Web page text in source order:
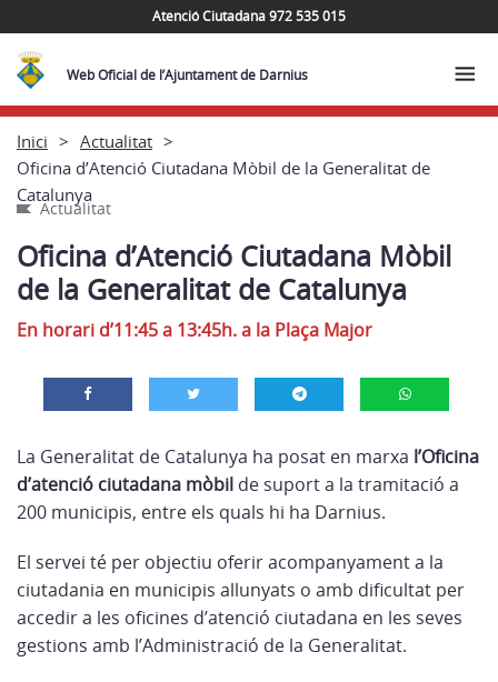
Atenció Ciutadana 972 535 015
Web Oficial de l’Ajuntament de Darnius
Inici
Actualitat
Oficina d’Atenció Ciutadana Mòbil de la Generalitat de
Catalunya
Actualitat
Oficina d’Atenció Ciutadana Mòbil
de la Generalitat de Catalunya
En horari d’11:45 a 13:45h. a la Plaça Major
La Generalitat de Catalunya ha posat en marxa l’Oficina
d’atenció ciutadana mòbil de suport a la tramitació a
200 municipis, entre els quals hi ha Darnius.
El servei té per objectiu oferir acompanyament a la
ciutadania en municipis allunyats o amb dificultat per
accedir a les oficines d’atenció ciutadana en les seves
gestions amb l’Administració de la Generalitat.